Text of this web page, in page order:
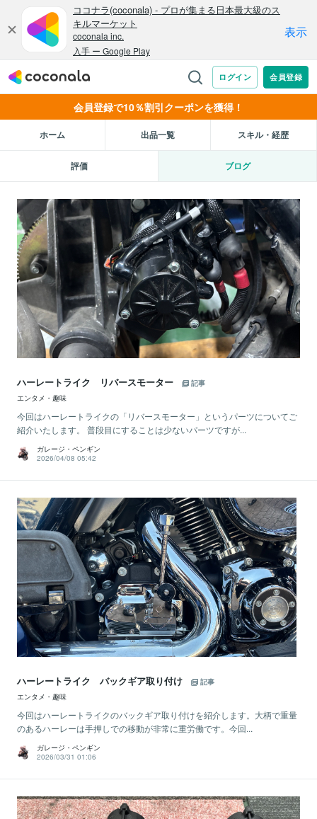
会員登録で10％割引クーポンを獲得！
ホーム 出品一覧 スキル・経歴
評価 ブログ
ハーレートライク リバースモーター
記事
エンタメ・趣味
今回はハーレートライクの「リバースモーター」というパーツについてご
紹介いたします。 普段目にすることは少ないパーツですが...
ガレージ・ペンギン
2026/04/08 05:42
ハーレートライク バックギア取り付け
記事
エンタメ・趣味
今回はハーレートライクのバックギア取り付けを紹介します。大柄で重量
のあるハーレーは手押しでの移動が非常に重労働です。今回...
ガレージ・ペンギン
2026/03/31 01:06